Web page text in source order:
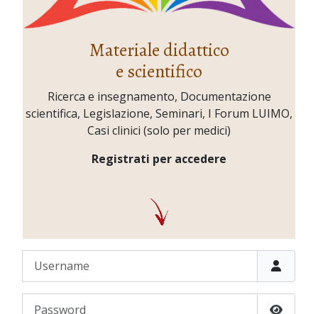
Materiale didattico
e scientifico
Ricerca e insegnamento, Documentazione
scientifica, Legislazione, Seminari, I Forum LUIMO,
Casi clinici (solo per medici)
Registrati per accedere
Username